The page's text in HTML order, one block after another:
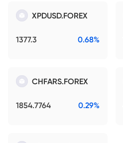
XPDUSD.FOREX
1377.3 0.68%
CHFARS.FOREX
1854.7764 0.29%